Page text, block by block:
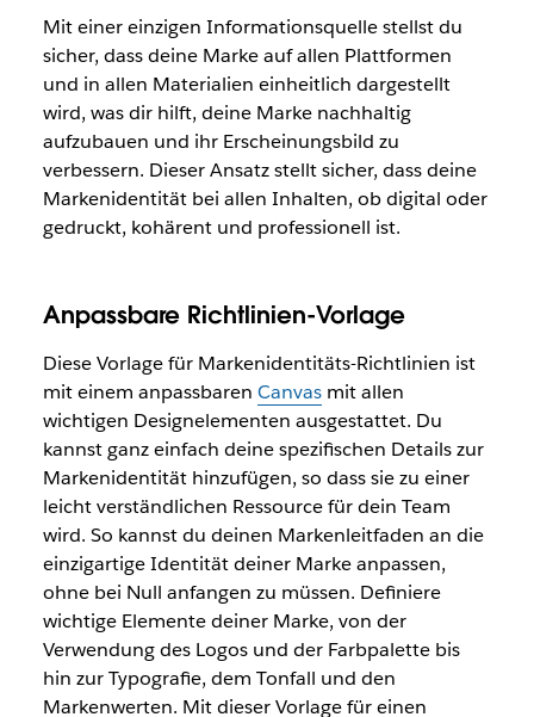
Mit einer einzigen Informationsquelle stellst du
sicher, dass deine Marke auf allen Plattformen
und in allen Materialien einheitlich dargestellt
wird, was dir hilft, deine Marke nachhaltig
aufzubauen und ihr Erscheinungsbild zu
verbessern. Dieser Ansatz stellt sicher, dass deine
Markenidentität bei allen Inhalten, ob digital oder
gedruckt, kohärent und professionell ist.
Anpassbare Richtlinien-Vorlage
Diese Vorlage für Markenidentitäts-Richtlinien ist
mit einem anpassbaren Canvasmit allen
wichtigen Designelementen ausgestattet. Du
kannst ganz einfach deine spezifischen Details zur
Markenidentität hinzufügen, so dass sie zu einer
leicht verständlichen Ressource für dein Team
wird. So kannst du deinen Markenleitfaden an die
einzigartige Identität deiner Marke anpassen,
ohne bei Null anfangen zu müssen. Definiere
wichtige Elemente deiner Marke, von der
Verwendung des Logos und der Farbpalette bis
hin zur Typografie, dem Tonfall und den
Markenwerten. Mit dieser Vorlage für einen